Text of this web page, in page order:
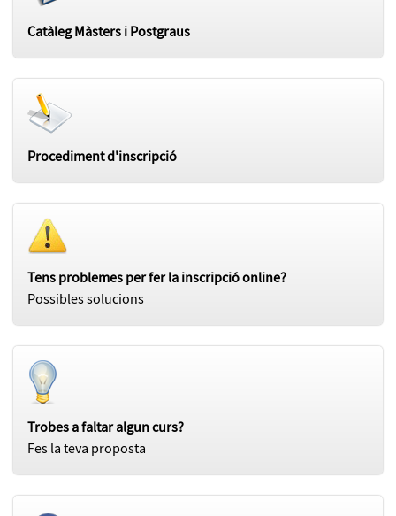
Catàleg Màsters i Postgraus
Procediment d'inscripció
Tens problemes per fer la inscripció online?
Possibles solucions
Trobes a faltar algun curs?
Fes la teva proposta